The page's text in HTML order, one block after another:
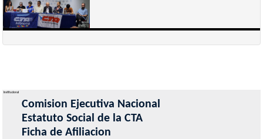
Institucional
Comision Ejecutiva Nacional
Estatuto Social de la CTA
Ficha de Afiliacion